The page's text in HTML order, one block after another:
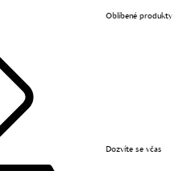
Oblíbené produkty
Dozvíte se včas